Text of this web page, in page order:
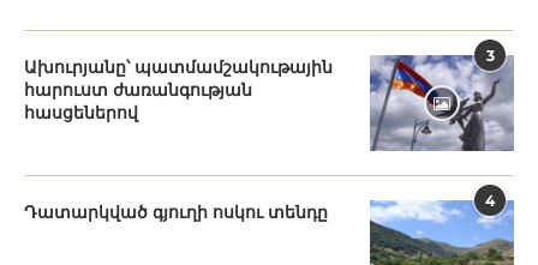
3
Ախուրյանը՝ պատմամշակութային
հարուստ ժառանգության
հասցեներով
4
Դատարկված գյուղի ոսկու տենդը